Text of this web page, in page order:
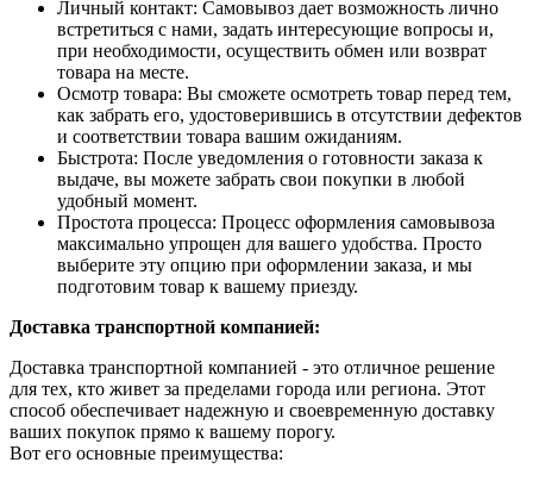
Личный контакт: Самовывоз дает возможность лично
встретиться с нами, задать интересующие вопросы и,
при необходимости, осуществить обмен или возврат
товара на месте.
Осмотр товара: Вы сможете осмотреть товар перед тем,
как забрать его, удостоверившись в отсутствии дефектов
и соответствии товара вашим ожиданиям.
Быстрота: После уведомления о готовности заказа к
выдаче, вы можете забрать свои покупки в любой
удобный момент.
Простота процесса: Процесс оформления самовывоза
максимально упрощен для вашего удобства. Просто
выберите эту опцию при оформлении заказа, и мы
подготовим товар к вашему приезду.
Доставка транспортной компанией:
Доставка транспортной компанией - это отличное решение
для тех, кто живет за пределами города или региона. Этот
способ обеспечивает надежную и своевременную доставку
ваших покупок прямо к вашему порогу.
Вот его основные преимущества: